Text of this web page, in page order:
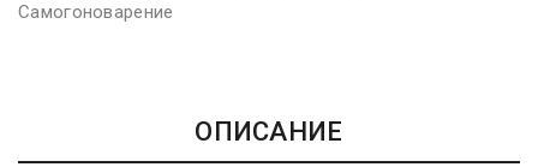
Самогоноварение
ОПИСАНИЕ